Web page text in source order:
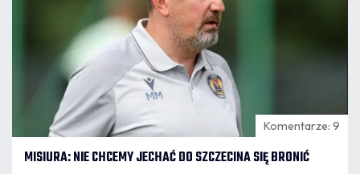
Komentarze: 9
MISIURA: NIE CHCEMY JECHAĆ DO SZCZECINA SIĘ BRONIĆ